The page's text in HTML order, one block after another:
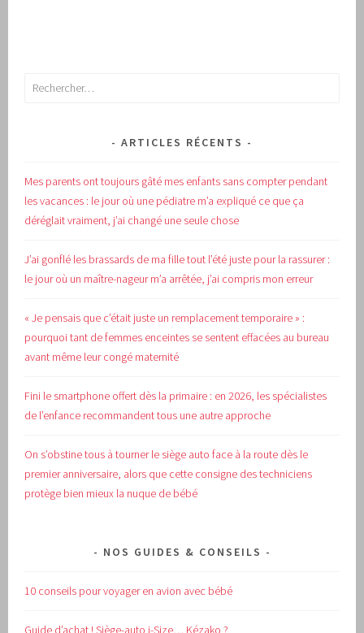
Rechercher :
ARTICLES RÉCENTS
Mes parents ont toujours gâté mes enfants sans compter pendant
les vacances : le jour où une pédiatre m’a expliqué ce que ça
déréglait vraiment, j’ai changé une seule chose
J’ai gonflé les brassards de ma fille tout l’été juste pour la rassurer :
le jour où un maître-nageur m’a arrêtée, j’ai compris mon erreur
« Je pensais que c’était juste un remplacement temporaire » :
pourquoi tant de femmes enceintes se sentent effacées au bureau
avant même leur congé maternité
Fini le smartphone offert dès la primaire : en 2026, les spécialistes
de l’enfance recommandent tous une autre approche
On s’obstine tous à tourner le siège auto face à la route dès le
premier anniversaire, alors que cette consigne des techniciens
protège bien mieux la nuque de bébé
NOS GUIDES & CONSEILS
10 conseils pour voyager en avion avec bébé
Guide d’achat !Siège-auto i-Size… Kézako ?